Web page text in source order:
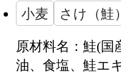
小麦 さけ（鮭）
原材料名：鮭(国
油、食塩、鮭エ